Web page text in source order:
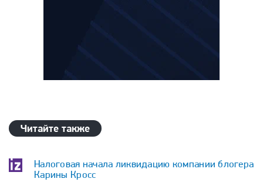
Читайте также
Налоговая начала ликвидацию компании блогера
Карины Кросс